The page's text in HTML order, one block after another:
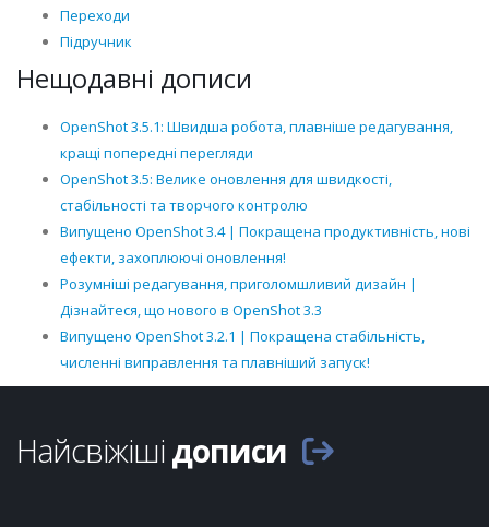
Переходи
Підручник
Нещодавні дописи
OpenShot 3.5.1: Швидша робота, плавніше редагування,
кращі попередні перегляди
OpenShot 3.5: Велике оновлення для швидкості,
стабільності та творчого контролю
Випущено OpenShot 3.4 | Покращена продуктивність, нові
ефекти, захоплюючі оновлення!
Розумніші редагування, приголомшливий дизайн |
Дізнайтеся, що нового в OpenShot 3.3
Випущено OpenShot 3.2.1 | Покращена стабільність,
численні виправлення та плавніший запуск!
Найсвіжішідописи